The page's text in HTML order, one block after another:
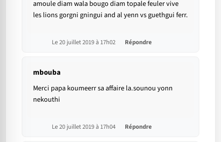
amoule diam wala bougo diam topale feuler vive
les lions gorgni gningui and al yenn vs guethgui ferr.
Le 20 juillet 2019 à 17h02 Répondre
mbouba
Merci papa koumeerr sa affaire la.sounou yonn
nekouthi
Le 20 juillet 2019 à 17h04 Répondre